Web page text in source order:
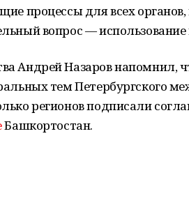
процессы для всех
вопрос — использование
Андрей Назаров напомнил,
тем Петербургского
регионов подписали
Башкортостан.